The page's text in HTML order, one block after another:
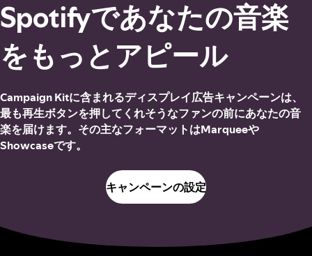
Spotifyであなたの音楽
をもっとアピール
Campaign Kitに含まれるディスプレイ広告キャンペーンは、
最も再生ボタンを押してくれそうなファンの前にあなたの音
楽を届けます。その主なフォーマットはMarqueeや
Showcaseです。
キャンペーンの設定